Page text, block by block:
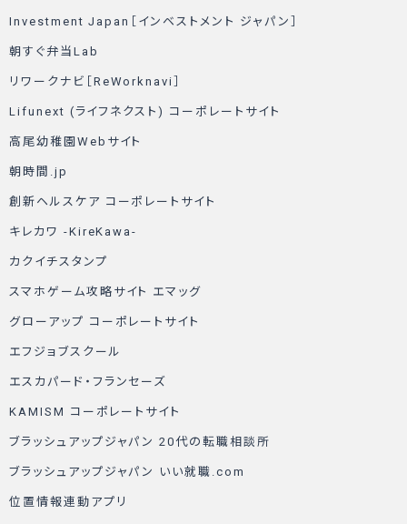
Investment Japan［インベストメント ジャパン］
朝すぐ弁当Lab
リワークナビ［ReWorknavi］
Lifunext (ライフネクスト) コーポレートサイト
高尾幼稚園Webサイト
朝時間.jp
創新ヘルスケア コーポレートサイト
キレカワ -KireKawa-
カクイチスタンプ
スマホゲーム攻略サイト エマッグ
グローアップ コーポレートサイト
エフジョブスクール
エスカパード・フランセーズ
KAMISM コーポレートサイト
ブラッシュアップジャパン 20代の転職相談所
ブラッシュアップジャパン いい就職.com
位置情報連動アプリ